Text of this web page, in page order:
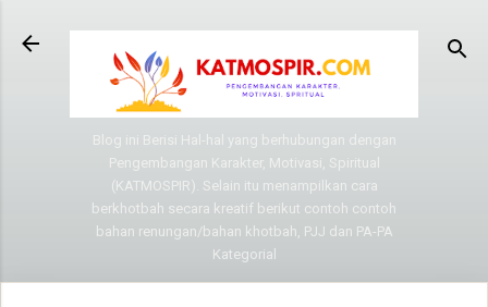
Langsung ke konten utama
Blog ini Berisi Hal-hal yang berhubungan dengan
Pengembangan Karakter, Motivasi, Spiritual
(KATMOSPIR). Selain itu menampilkan cara
berkhotbah secara kreatif berikut contoh contoh
bahan renungan/bahan khotbah, PJJ dan PA-PA
Kategorial